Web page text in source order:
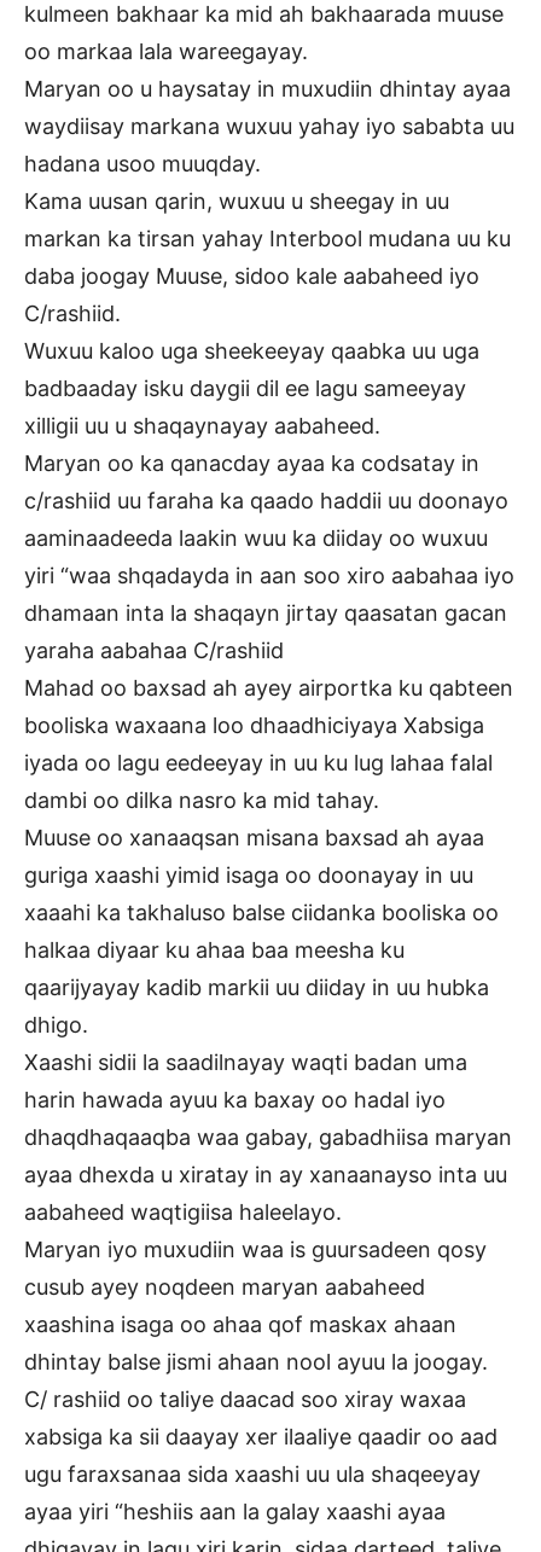
kulmeen bakhaar ka mid ah bakhaarada muuse
oo markaa lala wareegayay.
Maryan oo u haysatay in muxudiin dhintay ayaa
waydiisay markana wuxuu yahay iyo sababta uu
hadana usoo muuqday.
Kama uusan qarin, wuxuu u sheegay in uu
markan ka tirsan yahay Interbool mudana uu ku
daba joogay Muuse, sidoo kale aabaheed iyo
C/rashiid.
Wuxuu kaloo uga sheekeeyay qaabka uu uga
badbaaday isku daygii dil ee lagu sameeyay
xilligii uu u shaqaynayay aabaheed.
Maryan oo ka qanacday ayaa ka codsatay in
c/rashiid uu faraha ka qaado haddii uu doonayo
aaminaadeeda laakin wuu ka diiday oo wuxuu
yiri “waa shqadayda in aan soo xiro aabahaa iyo
dhamaan inta la shaqayn jirtay qaasatan gacan
yaraha aabahaa C/rashiid
Mahad oo baxsad ah ayey airportka ku qabteen
booliska waxaana loo dhaadhiciyaya Xabsiga
iyada oo lagu eedeeyay in uu ku lug lahaa falal
dambi oo dilka nasro ka mid tahay.
Muuse oo xanaaqsan misana baxsad ah ayaa
guriga xaashi yimid isaga oo doonayay in uu
xaaahi ka takhaluso balse ciidanka booliska oo
halkaa diyaar ku ahaa baa meesha ku
qaarijyayay kadib markii uu diiday in uu hubka
dhigo.
Xaashi sidii la saadilnayay waqti badan uma
harin hawada ayuu ka baxay oo hadal iyo
dhaqdhaqaaqba waa gabay, gabadhiisa maryan
ayaa dhexda u xiratay in ay xanaanayso inta uu
aabaheed waqtigiisa haleelayo.
Maryan iyo muxudiin waa is guursadeen qosy
cusub ayey noqdeen maryan aabaheed
xaashina isaga oo ahaa qof maskax ahaan
dhintay balse jismi ahaan nool ayuu la joogay.
C/ rashiid oo taliye daacad soo xiray waxaa
xabsiga ka sii daayay xer ilaaliye qaadir oo aad
ugu faraxsanaa sida xaashi uu ula shaqeeyay
ayaa yiri “heshiis aan la galay xaashi ayaa